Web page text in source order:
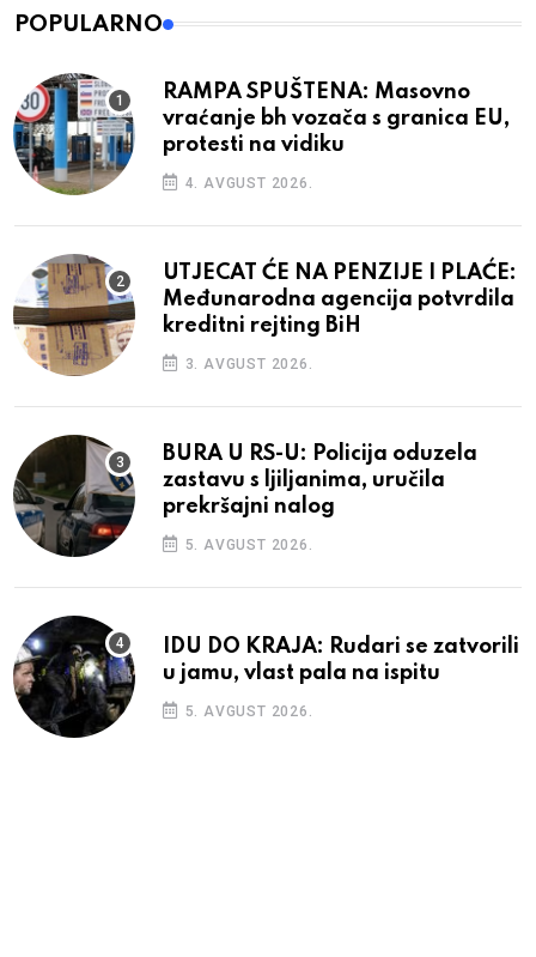
POPULARNO
RAMPA SPUŠTENA: Masovno
vraćanje bh vozača s granica EU,
protesti na vidiku
4. AVGUST 2026.
UTJECAT ĆE NA PENZIJE I PLAĆE:
Međunarodna agencija potvrdila
kreditni rejting BiH
3. AVGUST 2026.
BURA U RS-U: Policija oduzela
zastavu s ljiljanima, uručila
prekršajni nalog
5. AVGUST 2026.
IDU DO KRAJA: Rudari se zatvorili
u jamu, vlast pala na ispitu
5. AVGUST 2026.